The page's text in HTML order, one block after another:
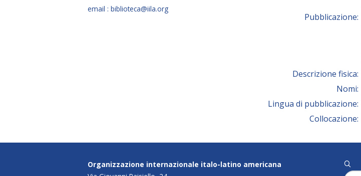
Pubblicazione:
Descrizione fisica:
Nomi:
Lingua di pubblicazione:
Collocazione:
email : biblioteca@iila.org
Organizzazione internazionale italo-latino americana
q